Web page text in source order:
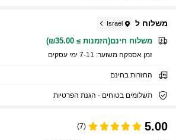
משלוח ל Israel
משלוח חינם(הזמנות ≥ ₪35.00)
זמן אספקה ​​משוער: 7-11 ימי עסקים
החזרות בחינם
תשלומים בטוחים · הגנת הפרטיות
5.00
(7)